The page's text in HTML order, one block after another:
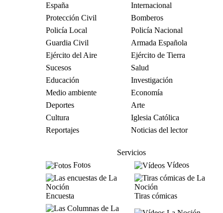
España
Internacional
Protección Civil
Bomberos
Policía Local
Policía Nacional
Guardia Civil
Armada Española
Ejército del Aire
Ejército de Tierra
Sucesos
Salud
Educación
Investigación
Medio ambiente
Economía
Deportes
Arte
Cultura
Iglesia Católica
Reportajes
Noticias del lector
Servicios
Fotos
Vídeos
Encuesta Tiras cómicas